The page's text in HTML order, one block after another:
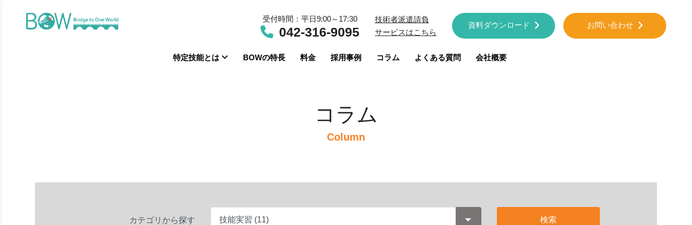
受付時間：平日9:00～17:30
042-316-9095
技術者派遣請負
サービスはこちら
資料ダウンロード お問い合わせ
特定技能とは BOWの特長 料金 採用事例 コラム よくある質問 会社概要
コラム
Column
カテゴリから探す 検索